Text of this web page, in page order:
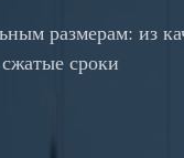
размерам: из
сроки